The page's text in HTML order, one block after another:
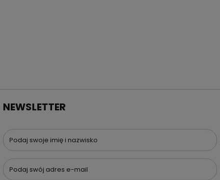
NEWSLETTER
Podaj swoje imię i nazwisko
Podaj swój adres e-mail